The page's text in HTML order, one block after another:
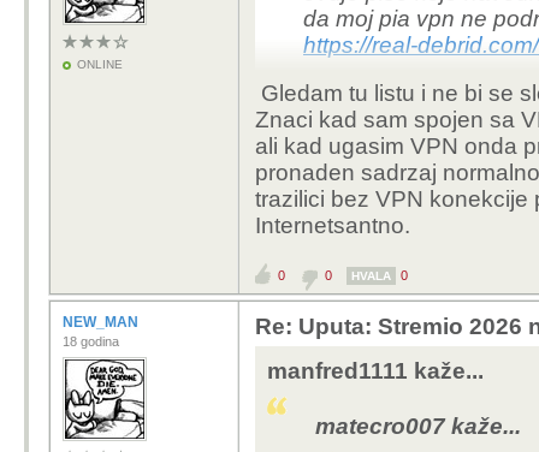
forum.
servera / ip
druge slične
svrhe te
Nebitno, kao sto
skidanja/
istovremenog
legalno.
Drugim rijecima,
je omogucio
di sve vise toga
ONLINE
da moj pia vpn ne
https://real-
Gledam tu listu i ne bi se
Znaci kad sam spojen sa
ali kad ugasim VPN onda
pronaden sadrzaj
trazilici bez VPN konekcije
Internetsantno.
0 0 HVALA 0
NEW_MAN
18 godina
Re: Uputa: Stremio 2026
manfred1111 kaže...
matecro007 kaže...